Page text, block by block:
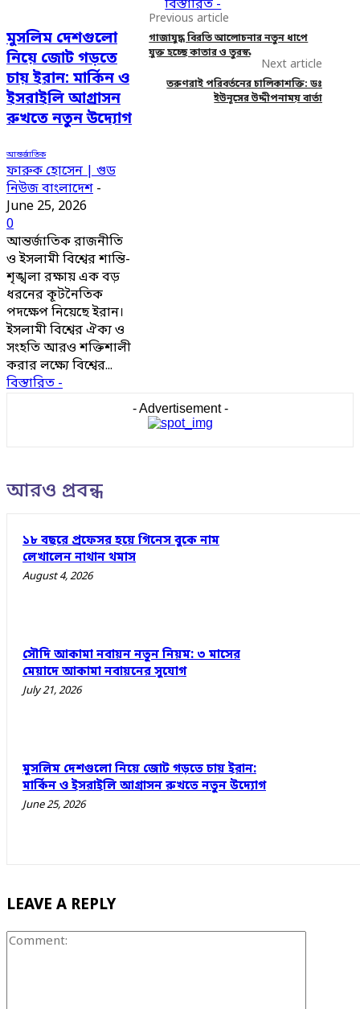
বিস্তারিত -
মুসলিম দেশগুলো
নিয়ে জোট গড়তে
চায় ইরান: মার্কিন ও
ইসরাইলি আগ্রাসন
রুখতে নতুন উদ্যোগ
আন্তর্জাতিক
ফারুক হোসেন | গুড
নিউজ বাংলাদেশ -
June 25, 2026
0
আন্তর্জাতিক রাজনীতি
ও ইসলামী বিশ্বের শান্তি-
শৃঙ্খলা রক্ষায় এক বড়
ধরনের কূটনৈতিক
পদক্ষেপ নিয়েছে ইরান।
ইসলামী বিশ্বের ঐক্য ও
সংহতি আরও শক্তিশালী
করার লক্ষ্যে বিশ্বের...
বিস্তারিত -
Previous article
গাজাযুদ্ধ বিরতি আলোচনার নতুন ধাপে
যুক্ত হচ্ছে কাতার ও তুরস্ক
Next article
তরুণরাই পরিবর্তনের চালিকাশক্তি: ডঃ
ইউনূসের উদ্দীপনাময় বার্তা
- Advertisement -
আরও প্রবন্ধ
১৮ বছরে প্রফেসর হয়ে গিনেস বুকে নাম
লেখালেন নাথান থমাস
August 4, 2026
সৌদি আকামা নবায়ন নতুন নিয়ম: ৩ মাসের
মেয়াদে আকামা নবায়নের সুযোগ
July 21, 2026
মুসলিম দেশগুলো নিয়ে জোট গড়তে চায় ইরান:
মার্কিন ও ইসরাইলি আগ্রাসন রুখতে নতুন উদ্যোগ
June 25, 2026
LEAVE A REPLY